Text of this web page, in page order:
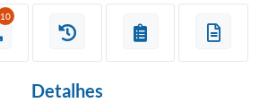
10
Detalhes